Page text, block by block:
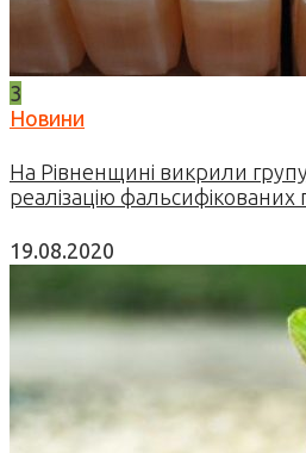
3
Новини
На Рівненщині викрили
реалізацію фальсифікованих
19.08.2020